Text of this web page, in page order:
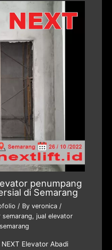
penumpang
di Semarang
/ Byveronica/
semarang, jual elevator
Elevator Abadi